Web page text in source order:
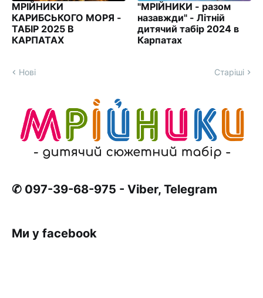
МРІЙНИКИ
КАРИБСЬКОГО МОРЯ -
ТАБІР 2025 В
КАРПАТАХ
"МРІЙНИКИ - разом
назавжди" - Літній
дитячий табір 2024 в
Карпатах
Нові Старіші
✆ 097-39-68-975 - Viber, Telegram
Ми у facebook